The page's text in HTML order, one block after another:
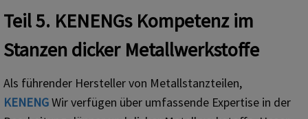
Teil 5. KENENGs Kompetenz im
Stanzen dicker Metallwerkstoffe
Als führender Hersteller von Metallstanzteilen,
KENENGWir verfügen über umfassende Expertise in der